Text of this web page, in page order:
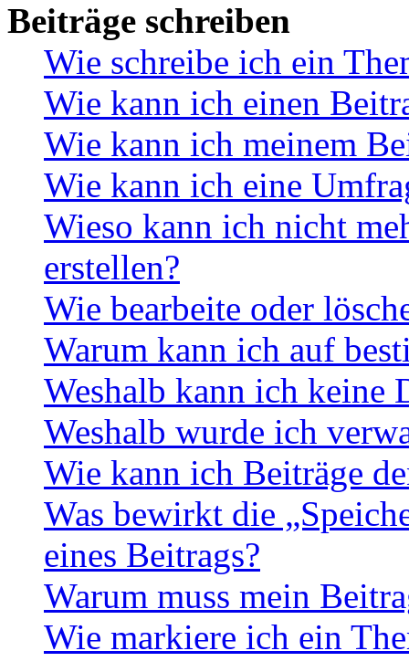
Beiträge schreiben
Wie schreibe ich ein
Wie kann ich einen
Wie kann ich meinem
Wie kann ich eine
Wieso kann ich nicht
erstellen?
Wie bearbeite oder
Warum kann ich auf
Weshalb kann ich keine
Weshalb wurde ich
Wie kann ich Beiträge
Was bewirkt die
eines Beitrags?
Warum muss mein
Wie markiere ich ein